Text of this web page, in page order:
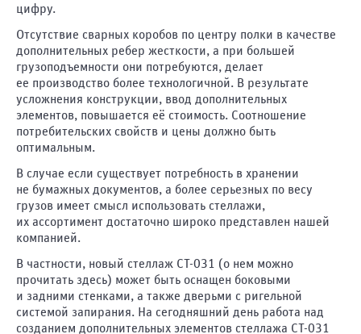
цифру.
Отсутствие сварных коробов по центру полки в качестве
дополнительных ребер жесткости, а при большей
грузоподъемности они потребуются, делает
ее производство более технологичной. В результате
усложнения конструкции, ввод дополнительных
элементов, повышается её стоимость. Соотношение
потребительских свойств и цены должно быть
оптимальным.
В случае если существует потребность в хранении
не бумажных документов, а более серьезных по весу
грузов имеет смысл использовать стеллажи,
их ассортимент достаточно широко представлен нашей
компанией.
В частности, новый стеллаж СТ-031 (о нем можно
прочитать здесь) может быть оснащен боковыми
и задними стенками, а также дверьми с ригельной
системой запирания. На сегодняшний день работа над
созданием дополнительных элементов стеллажа СТ-031
Казахстан
Нур-
Султан
(Астана)
Алматы
Белоруссия
Минск